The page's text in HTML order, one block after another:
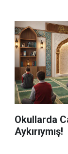
Okullarda
Aykırıymış!